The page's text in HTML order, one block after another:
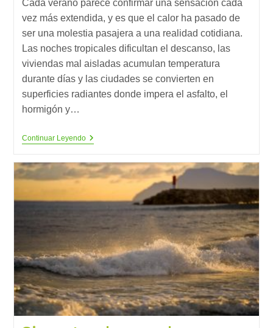
entrada:
entrada:
Cada verano parece confirmar una sensación cada
vez más extendida, y es que el calor ha pasado de
ser una molestia pasajera a una realidad cotidiana.
Las noches tropicales dificultan el descanso, las
viviendas mal aisladas acumulan temperatura
durante días y las ciudades se convierten en
superficies radiantes donde impera el asfalto, el
hormigón y…
Continuar LeyendoEnfriar
Calentar
El
Aire
Acondicionado